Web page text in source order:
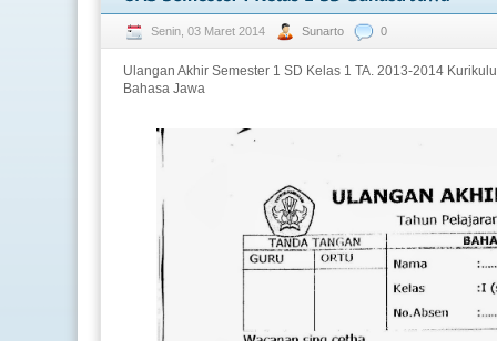
Senin, 03 Maret 2014 Sunarto 0
Ulangan Akhir Semester 1 SD Kelas 1 TA. 2013-2014
Bahasa Jawa